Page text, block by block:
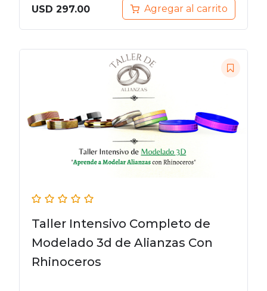
USD 297.00 Agregar al carrito
Taller Intensivo Completo de
Modelado 3d de Alianzas Con
Rhinoceros